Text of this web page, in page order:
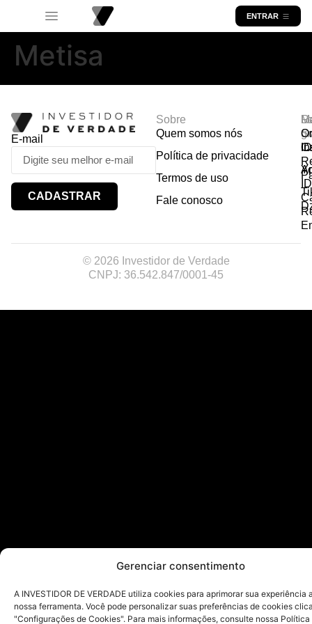
Gerenciar consentimento
A INVESTIDOR DE VERDADE utiliza cookies para aprimorar sua experiência
nossa ferramenta. Você pode personalizar suas preferências de cookies
"Configurações de Cookies". Para mais informações, consulte nossa Política
ENTRAR
Metisa
E-mail
CADASTRAR
Sobre
Quem somos nós
Política de privacidade
Termos de uso
Fale conosco
© 2026 Investidor de Verdade
CNPJ: 36.542.847/0001-45